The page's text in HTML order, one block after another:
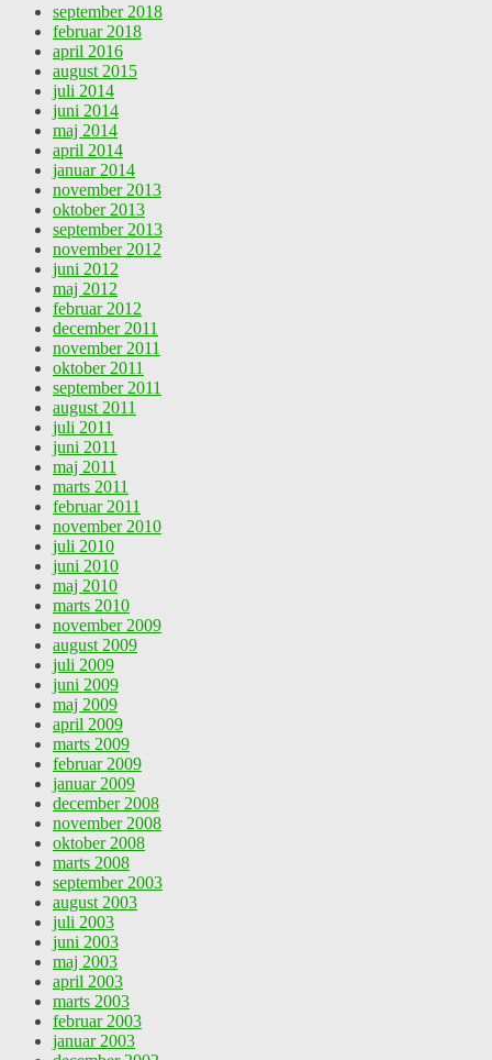
september 2018
februar 2018
april 2016
august 2015
juli 2014
juni 2014
maj 2014
april 2014
januar 2014
november 2013
oktober 2013
september 2013
november 2012
juni 2012
maj 2012
februar 2012
december 2011
november 2011
oktober 2011
september 2011
august 2011
juli 2011
juni 2011
maj 2011
marts 2011
februar 2011
november 2010
juli 2010
juni 2010
maj 2010
marts 2010
november 2009
august 2009
juli 2009
juni 2009
maj 2009
april 2009
marts 2009
februar 2009
januar 2009
december 2008
november 2008
oktober 2008
marts 2008
september 2003
august 2003
juli 2003
juni 2003
maj 2003
april 2003
marts 2003
februar 2003
januar 2003